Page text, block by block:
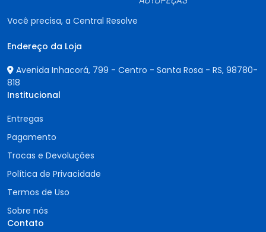
Você precisa, a Central Resolve
Endereço da Loja
Avenida Inhacorá, 799 - Centro - Santa Rosa - RS, 98780-
818
Institucional
Entregas
Pagamento
Trocas e Devoluções
Política de Privacidade
Termos de Uso
Sobre nós
Contato